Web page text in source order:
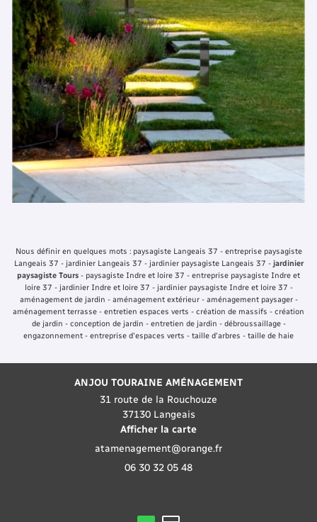
Nous définir en quelques mots : paysagiste Langeais 37 - entreprise paysagiste
Langeais 37 - jardinier Langeais 37 - jardinier paysagiste Langeais 37 - jardinier
paysagiste Tours - paysagiste Indre et loire 37 - entreprise paysagiste Indre et
loire 37 - jardinier Indre et loire 37 - jardinier paysagiste Indre et loire 37 -
aménagement de jardin - aménagement extérieur - aménagement paysager -
aménagement terrasse - entretien espaces verts - création de massifs - création
de jardin - conception de jardin - entretien de jardin - débroussaillage -
engazonnement - entreprise d'espaces verts - taille d'arbres - taille de haie
ANJOU TOURAINE AMÉNAGEMENT
31 route de la Rouchouze
37130 Langeais
Afficher la carte
06 30 32 05 48